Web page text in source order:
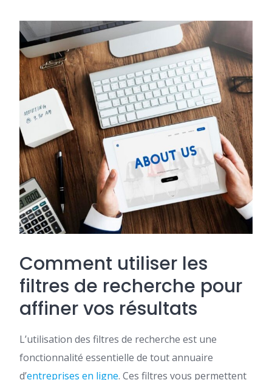
Comment utiliser les
filtres de recherche pour
affiner vos résultats
L’utilisation des filtres de recherche est une
fonctionnalité essentielle de tout annuaire
d’entreprises en ligne. Ces filtres vous permettent